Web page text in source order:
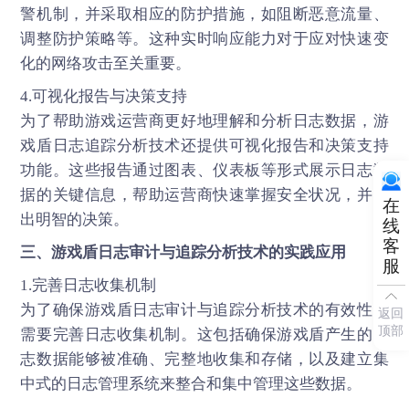
警机制，并采取相应的防护措施，如阻断恶意流量、
调整防护策略等。这种实时响应能力对于应对快速变
化的网络攻击至关重要。
4.可视化报告与决策支持
为了帮助游戏运营商更好地理解和分析日志数据，游
戏盾日志追踪分析技术还提供可视化报告和决策支持
功能。这些报告通过图表、仪表板等形式展示日志数
据的关键信息，帮助运营商快速掌握安全状况，并做
出明智的决策。
三、游戏盾 日志审计与追踪分析技术的实践应用
1.完善日志收集机制
为了确保游戏盾日志审计与追踪分析技术的有效性，
需要完善日志收集机制。这包括确保游戏盾产生的日
志数据能够被准确、完整地收集和存储，以及建立集
中式的日志管理系统来整合和集中管理这些数据。
在
线
客
服
返回
顶部